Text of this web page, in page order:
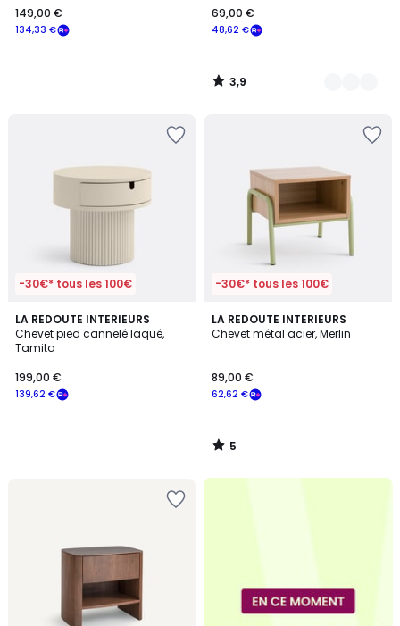
€
souscrivez
134,33 €
149,00 €
48,62 €
69,00 €
3,9
/
-30€* tous les 100€
LA REDOUTE INTERIEURS
Chevet pied cannelé laqué,
Tamita
139,62 €
199,00 €
-30€* tous les 100€
LA REDOUTE INTERIEURS
Chevet métal acier, Merlin
62,62 €
89,00 €
5
/
5
/